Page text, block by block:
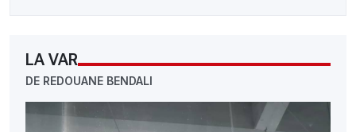
LA VAR
DE REDOUANE BENDALI